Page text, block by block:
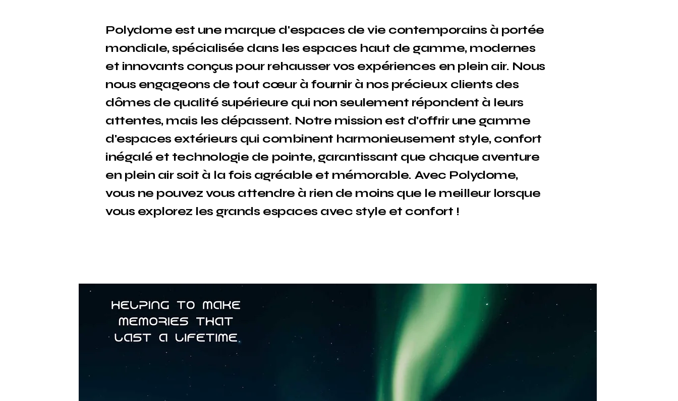
Polydome est une marque d'espaces de vie contemporains à portée
mondiale, spécialisée dans les espaces haut de gamme, modernes
et innovants conçus pour rehausser vos expériences en plein air. Nous
nous engageons de tout cœur à fournir à nos précieux clients des
dômes de qualité supérieure qui non seulement répondent à leurs
attentes, mais les dépassent. Notre mission est d'offrir une gamme
d'espaces extérieurs qui combinent harmonieusement style, confort
inégalé et technologie de pointe, garantissant que chaque aventure
en plein air soit à la fois agréable et mémorable. Avec Polydome,
vous ne pouvez vous attendre à rien de moins que le meilleur lorsque
vous explorez les grands espaces avec style et confort !